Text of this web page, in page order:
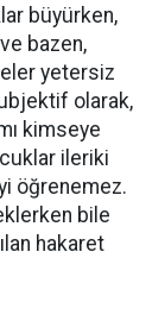
büyürken,
bazen,
yetersiz
olarak,
kimseye
ileriki
öğrenemez.
bile
hakaret